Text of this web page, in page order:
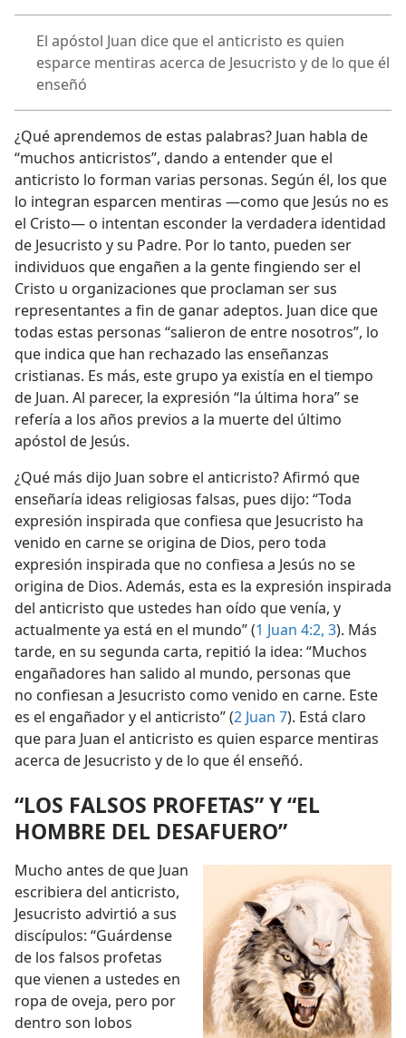
El apóstol Juan dice que el anticristo es quien
esparce mentiras acerca de Jesucristo y de lo que él
enseñó
¿Qué aprendemos de estas palabras? Juan habla de
“muchos anticristos”, dando a entender que el
anticristo lo forman varias personas. Según él, los que
lo integran esparcen mentiras —como que Jesús no es
el Cristo— o intentan esconder la verdadera identidad
de Jesucristo y su Padre. Por lo tanto, pueden ser
individuos que engañen a la gente fingiendo ser el
Cristo u organizaciones que proclaman ser sus
representantes a fin de ganar adeptos. Juan dice que
todas estas personas “salieron de entre nosotros”, lo
que indica que han rechazado las enseñanzas
cristianas. Es más, este grupo ya existía en el tiempo
de Juan. Al parecer, la expresión “la última hora” se
refería a los años previos a la muerte del último
apóstol de Jesús.
¿Qué más dijo Juan sobre el anticristo? Afirmó que
enseñaría ideas religiosas falsas, pues dijo: “Toda
expresión inspirada que confiesa que Jesucristo ha
venido en carne se origina de Dios, pero toda
expresión inspirada que no confiesa a Jesús no se
origina de Dios. Además, esta es la expresión inspirada
del anticristo que ustedes han oído que venía, y
actualmente ya está en el mundo” (1 Juan 4:2, 3). Más
tarde, en su segunda carta, repitió la idea: “Muchos
engañadores han salido al mundo, personas que
no confiesan a Jesucristo como venido en carne. Este
es el engañador y el anticristo” (2 Juan 7). Está claro
que para Juan el anticristo es quien esparce mentiras
acerca de Jesucristo y de lo que él enseñó.
“LOS FALSOS PROFETAS” Y “EL
HOMBRE DEL DESAFUERO”
Mucho antes de que Juan
escribiera del anticristo,
Jesucristo advirtió a sus
discípulos: “Guárdense
de los falsos profetas
que vienen a ustedes en
ropa de oveja, pero por
dentro son lobos